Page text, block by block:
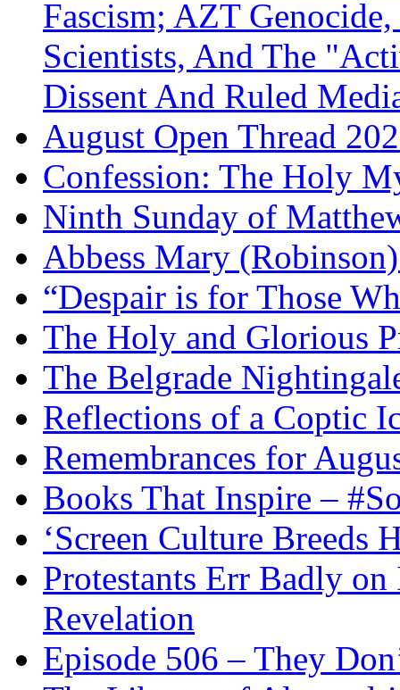
Fascism; AZT
Scientists, And The
Dissent And Ruled
August Open Thread
Confession: The Holy
Ninth Sunday of
Abbess Mary
“Despair is for Those
The Holy and Glorious
The Belgrade
Reflections of a Coptic
Remembrances for
Books That Inspire –
‘Screen Culture Breeds
Protestants Err Badly
Revelation
Episode 506 – They